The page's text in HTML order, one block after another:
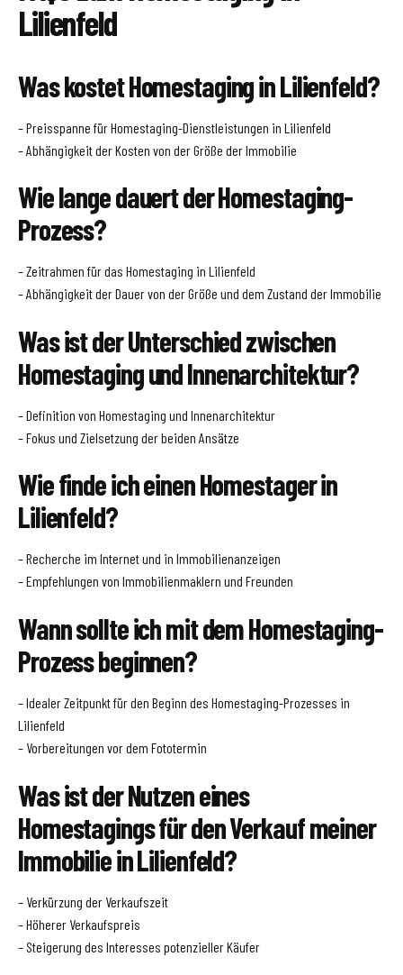
Lilienfeld
Was kostet Homestaging in Lilienfeld?
– Preisspanne für Homestaging-Dienstleistungen in Lilienfeld
– Abhängigkeit der Kosten von der Größe der Immobilie
Wie lange dauert der Homestaging-
Prozess?
– Zeitrahmen für das Homestaging in Lilienfeld
– Abhängigkeit der Dauer von der Größe und dem Zustand der Immobilie
Was ist der Unterschied zwischen
Homestaging und Innenarchitektur?
– Definition von Homestaging und Innenarchitektur
– Fokus und Zielsetzung der beiden Ansätze
Wie finde ich einen Homestager in
Lilienfeld?
– Recherche im Internet und in Immobilienanzeigen
– Empfehlungen von Immobilienmaklern und Freunden
Wann sollte ich mit dem Homestaging-
Prozess beginnen?
– Idealer Zeitpunkt für den Beginn des Homestaging-Prozesses in
Lilienfeld
– Vorbereitungen vor dem Fototermin
Was ist der Nutzen eines
Homestagings für den Verkauf meiner
Immobilie in Lilienfeld?
– Verkürzung der Verkaufszeit
– Höherer Verkaufspreis
– Steigerung des Interesses potenzieller Käufer